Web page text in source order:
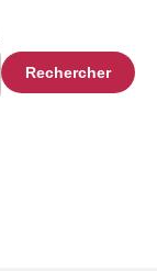
Rechercher